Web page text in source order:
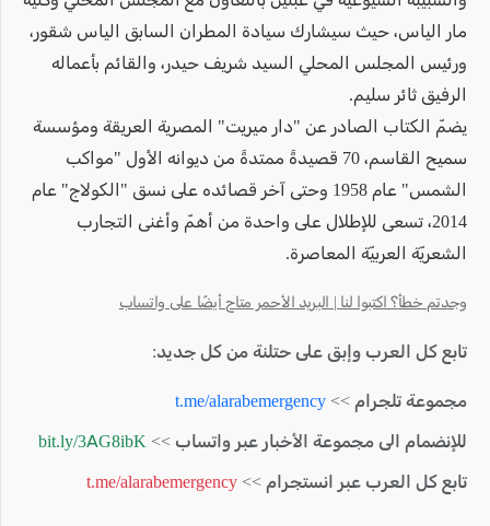
مار الياس، حيث سيشارك سيادة المطران السابق الياس شقور،
ورئيس المجلس المحلي السيد شريف حيدر، والقائم بأعماله
الرفيق ثائر سليم.
يضمّ الكتاب الصادر عن "دار ميريت" المصرية العريقة ومؤسسة
سميح القاسم، 70 قصيدةً ممتدةً من ديوانه الأول "مواكب
الشمس" عام 1958 وحتى آخر قصائده على نسق "الكولاج" عام
2014، تسعى للإطلال على واحدة من أهمّ وأغنى التجارب
الشعريّة العربيّة المعاصرة.
وجدتم خطأ؟ اكتبوا لنا | البريد الأحمر متاح أيضًا على واتساب
تابع كل العرب وإبق على حتلنة من كل جديد:
مجموعة تلجرام >> t.me/alarabemergency
للإنضمام الى مجموعة الأخبار عبر واتساب >> bit.ly/3AG8ibK
تابع كل العرب عبر انستجرام >> t.me/alarabemergency